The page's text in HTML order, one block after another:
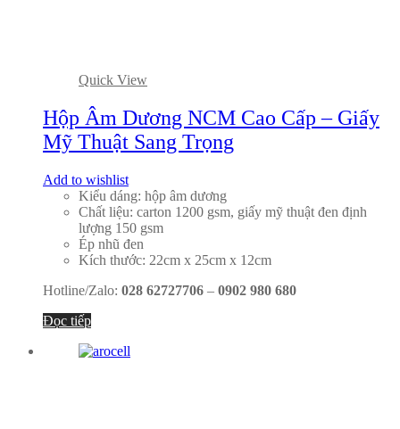
Quick View
Hộp Âm Dương NCM Cao Cấp – Giấy
Mỹ Thuật Sang Trọng
Add to wishlist
Kiểu dáng: hộp âm dương
Chất liệu: carton 1200 gsm, giấy mỹ thuật đen định
lượng 150 gsm
Ép nhũ đen
Kích thước: 22cm x 25cm x 12cm
Hotline/Zalo: 028 62727706 – 0902 980 680
Đọc tiếp